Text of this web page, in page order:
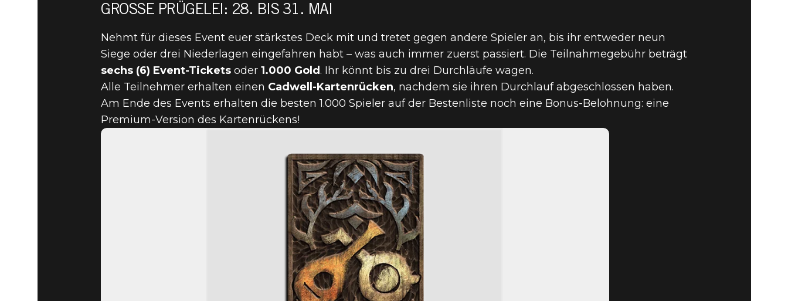
The Elder Scrolls: Legends 26. Mai 2021
BRINGT AB 28. MAI EURE BESTEN
DECKS ZUR GROSSEN PRÜGELEI!
GROSSE PRÜGELEI: 28. BIS 31. MAI
Nehmt für dieses Event euer stärkstes Deck mit und tretet gegen andere Spieler an, bis ihr entweder neun
Siege oder drei Niederlagen eingefahren habt – was auch immer zuerst passiert. Die Teilnahmegebühr beträgt
sechs (6) Event-Tickets oder 1.000 Gold. Ihr könnt bis zu drei Durchläufe wagen.
Alle Teilnehmer erhalten einen Cadwell-Kartenrücken, nachdem sie ihren Durchlauf abgeschlossen haben.
Am Ende des Events erhalten die besten 1.000 Spieler auf der Bestenliste noch eine Bonus-Belohnung: eine
Premium-Version des Kartenrückens!